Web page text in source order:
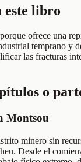
este libro
ofrece una
temprano y
las fracturas
o
Montsou
minero sin
Desde el